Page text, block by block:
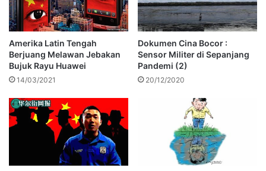
Amerika Latin Tengah
Berjuang Melawan Jebakan
Bujuk Rayu Huawei
14/03/2021
Dokumen Cina Bocor :
Sensor Militer di Sepanjang
Pandemi (2)
20/12/2020